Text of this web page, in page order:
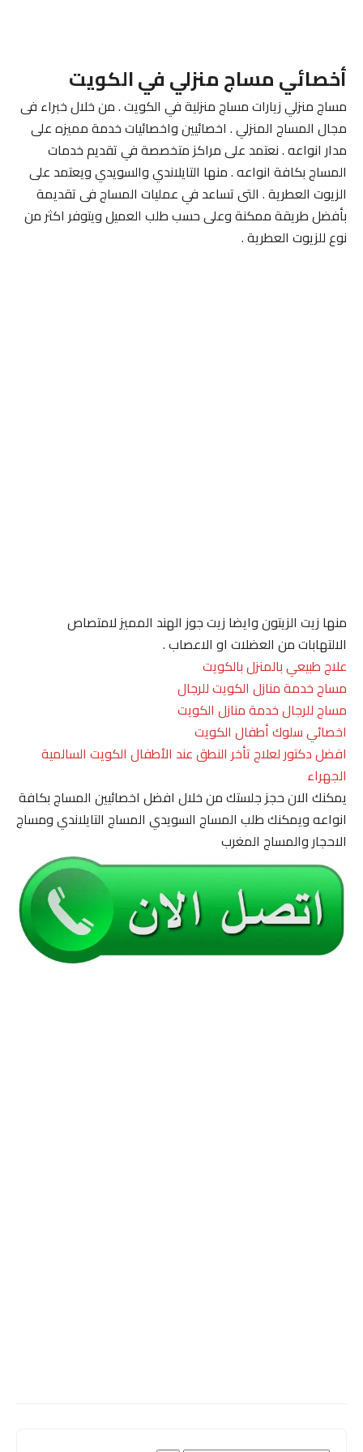
أخصائي مساج منزلي في الكويت
مساج منزلي زيارات مساج منزلية في الكويت . من خلال خبراء فى
مجال المساج المنزلي . اخصائيين واخصائيات خدمة مميزه على
مدار انواعه . نعتمد على مراكز متخصصة في تقديم خدمات
المساج بكافة انواعه . منها التايلاندي والسويدي ويعتمد على
الزيوت العطرية . التى تساعد في عمليات المساج فى تقديمة
بأفضل طريقة ممكنة وعلى حسب طلب العميل ويتوفر اكثر من
نوع للزيوت العطرية .
منها زيت الزيتون وايضا زيت جوز الهند المميز لامتصاص
الالتهابات من العضلات او الاعصاب .
علاج طبيعي بالمنزل بالكويت
مساج خدمة منازل الكويت للرجال
مساج للرجال خدمة منازل الكويت
اخصائي سلوك أطفال الكويت
افضل دكتور لعلاج تأخر النطق عند الأطفال الكويت السالمية
الجهراء
يمكنك الان حجز جلستك من خلال افضل اخصائيين المساج بكافة
انواعه ويمكنك طلب المساج السويدي المساج التايلاندي ومساج
الاحجار والمساج المغرب